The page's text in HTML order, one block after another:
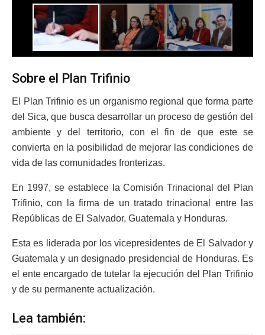
Sobre el Plan Trifinio
El Plan Trifinio es un organismo regional que forma parte
del Sica, que busca desarrollar un proceso de gestión del
ambiente y del territorio, con el fin de que este se
convierta en la posibilidad de mejorar las condiciones de
vida de las comunidades fronterizas.
En 1997, se establece la Comisión Trinacional del Plan
Trifinio, con la firma de un tratado trinacional entre las
Repúblicas de El Salvador, Guatemala y Honduras.
Esta es liderada por los vicepresidentes de El Salvador y
Guatemala y un designado presidencial de Honduras. Es
el ente encargado de tutelar la ejecución del Plan Trifinio
y de su permanente actualización.
Lea también: